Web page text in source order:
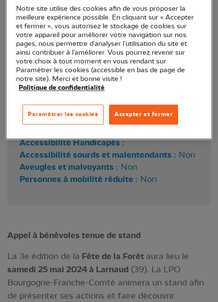
Accessibilité Handicapés :
Accessibilité sourds et malentendants : Non
Aveugles et malvoyants : Non
Personnes à mobilité réduite : Non
Appel à bénévoles tenue de stand
La 3e édition de la Fête de la Forêt aura lieu le
samedi 25 mai 2024 à Larnaud (39). La LPO
Bourgogne-Franche-Comté animera un stand afin
de présenter ses actions et faire découvrir
Notre site utilise des cookies afin de vous proposer la
meilleure expérience possible. En cliquant sur « Accepter
et fermer », vous autorisez le stockage de cookies sur
votre appareil pour améliorer votre navigation sur nos
pages, nous permettre d’analyser l’utilisation du site et
ainsi contribuer à l’améliorer. Vous pourrez revenir sur
votre choix à tout moment en vous rendant sur
Paramétrer les cookies (accessible en bas de page de
notre site). Merci et bonne visite !
Politique de confidentialité
Accepter et fermer
Paramétrer les cookies